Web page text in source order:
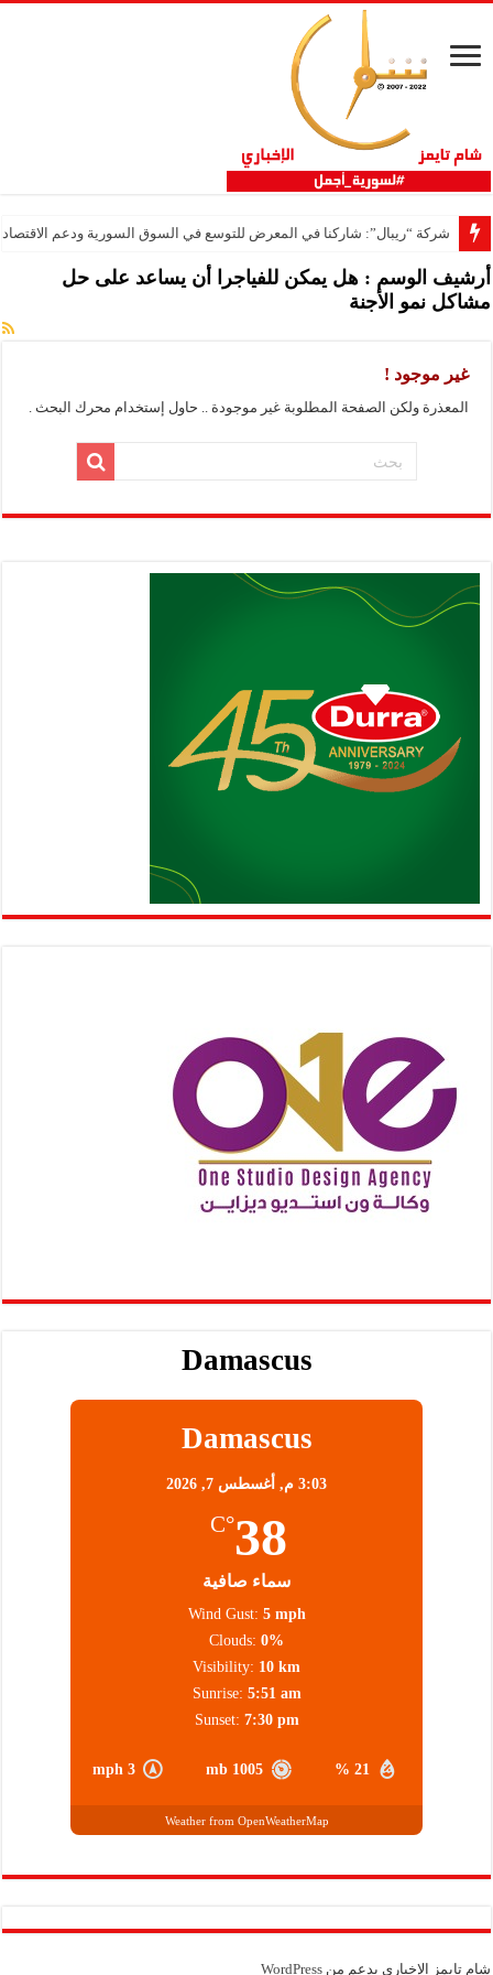
شركة “ريبال”: شاركنا في المعرض للتوسع في السوق السورية ودعم الاقتصاد
أرشيف الوسم :هل يمكن للفياجرا أن يساعد على حل
مشاكل نمو الأجنة
غير موجود !
المعذرة ولكن الصفحة المطلوبة غير موجودة .. حاول إستخدام محرك البحث .
Damascus
Damascus
3:03 م, أغسطس 7, 2026
38
°C
سماء صافية
21 %
1005 mb
3 mph
Wind Gust: 5 mph
Clouds: 0%
Visibility: 10 km
Sunrise: 5:51 am
Sunset: 7:30 pm
Weather from OpenWeatherMap
شام تايمز الإخباري بدعم منWordPress